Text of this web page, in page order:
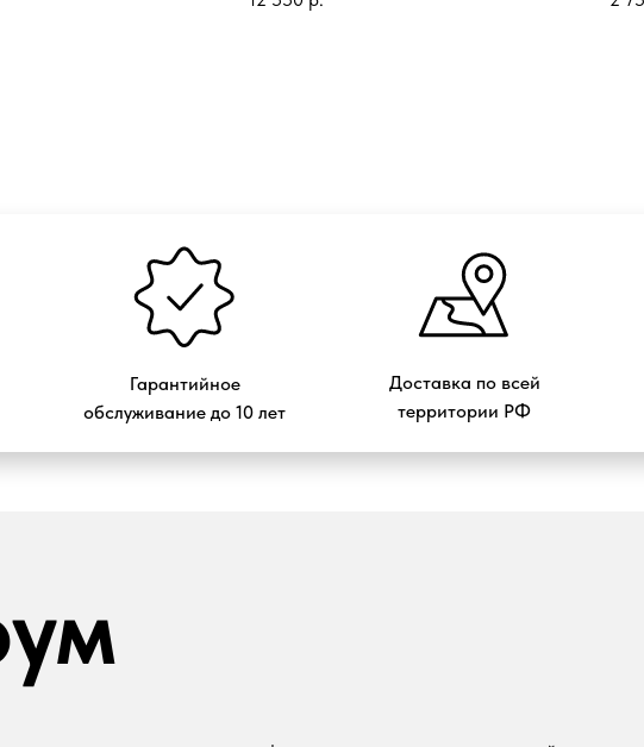
Доставка по всей
территории РФ
Гарантийное
обслуживание до 10 лет